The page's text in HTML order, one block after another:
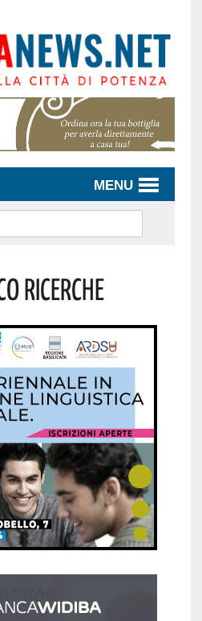
MENU
Ricerche